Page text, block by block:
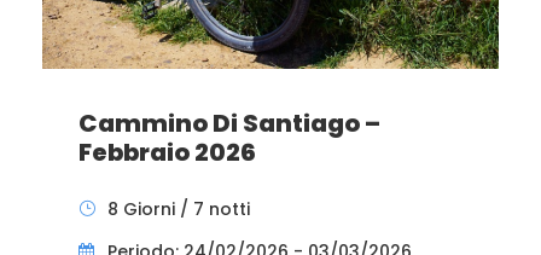
Cammino Di Santiago –
Febbraio 2026
8 Giorni / 7 notti